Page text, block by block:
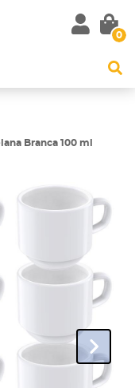
0
Branca 100 ml